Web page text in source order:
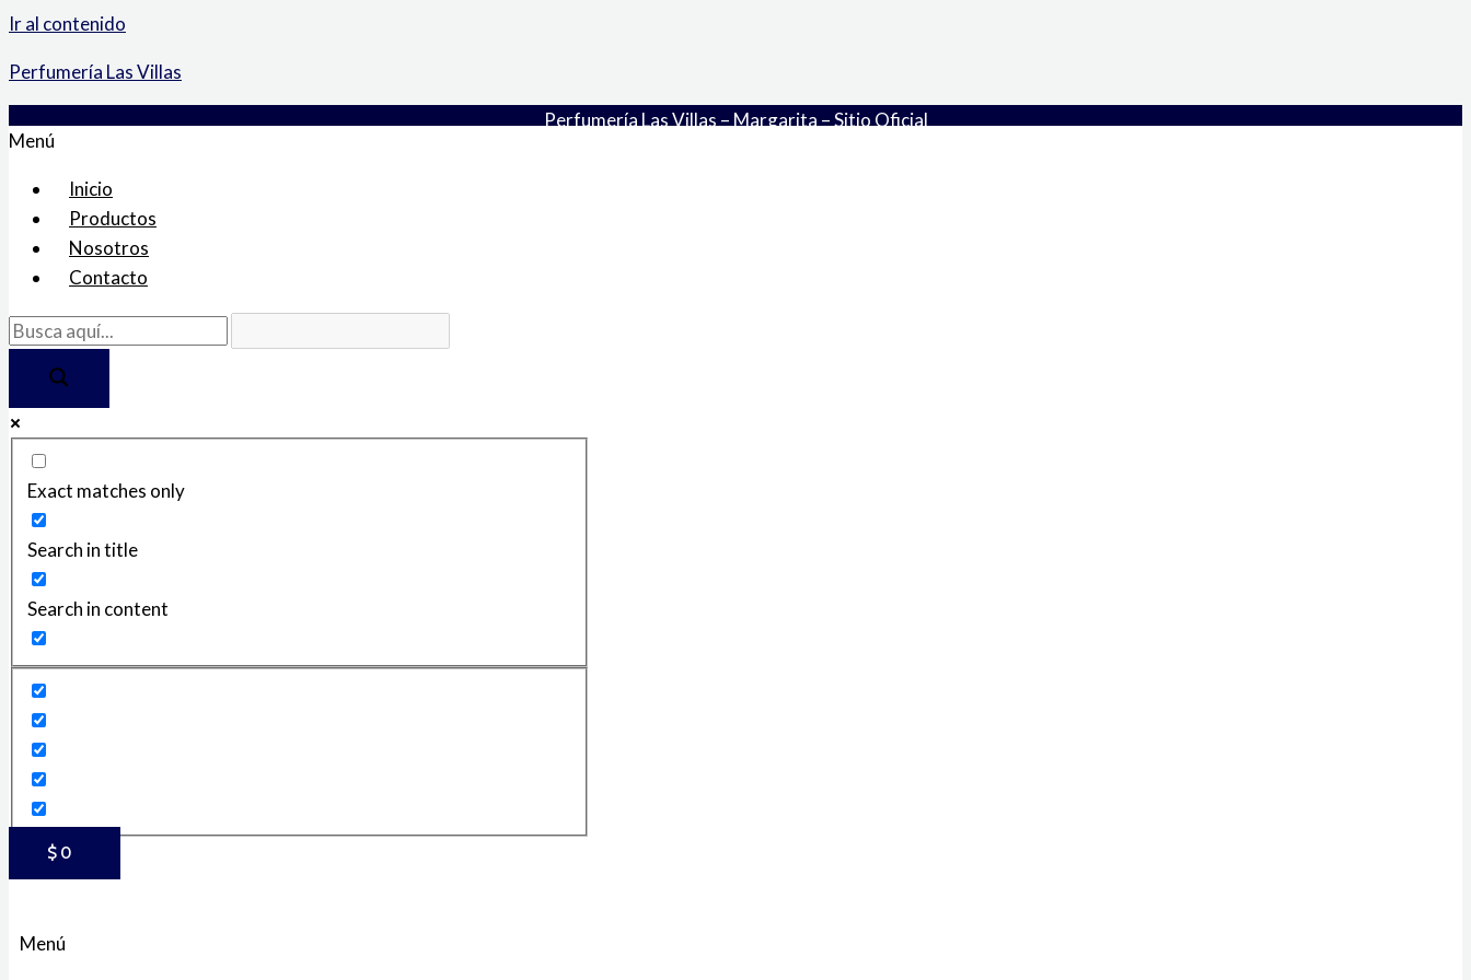
Ir al contenido
Perfumería Las Villas
Perfumería Las Villas – Margarita – Sitio Oficial
Menú
Inicio
Productos
Nosotros
Contacto
Exact matches only
Search in title
Search in content
$ 0
Menú